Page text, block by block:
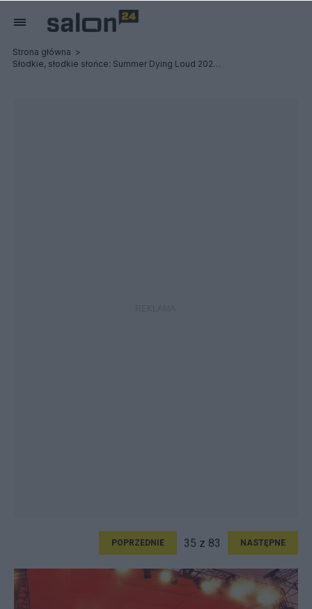
Strona główna
Słodkie, słodkie słońce: Summer Dying Loud 2023 - Relacja
POPRZEDNIE 35 z 83 NASTĘPNE